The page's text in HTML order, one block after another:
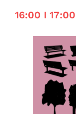
16:00 I